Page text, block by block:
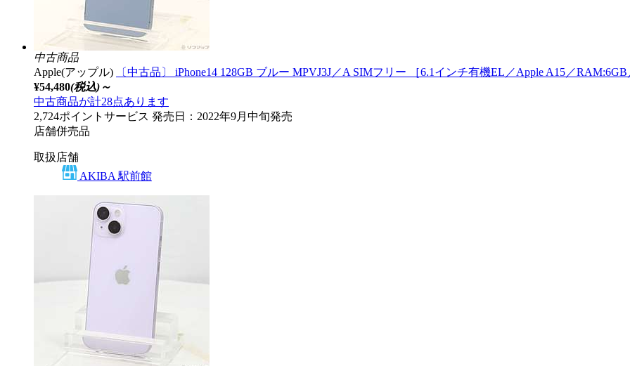
中古商品
Apple(アップル)
〔中古品〕 iPhone14 128GB ブルー MPVJ3J／A SIMフリー ［6.1インチ有機EL／Apple A15／RAM:6GB
¥54,480(税込)～
中古商品が計28点あります
2,724ポイントサービス 発売日：2022年9月中旬発売
店舗併売品
取扱店舗
AKIBA 駅前館